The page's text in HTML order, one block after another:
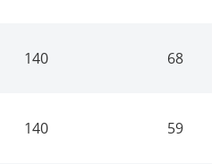
140 68
140 59